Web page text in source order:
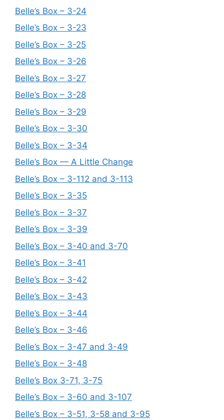
Belle’s Box – 3-24
Belle’s Box – 3-23
Belle’s Box – 3-25
Belle’s Box – 3-26
Belle’s Box – 3-27
Belle’s Box – 3-28
Belle’s Box – 3-29
Belle’s Box – 3-30
Belle’s Box – 3-34
Belle’s Box — A Little Change
Belle’s Box – 3-112 and 3-113
Belle’s Box – 3-35
Belle’s Box – 3-37
Belle’s Box – 3-39
Belle’s Box – 3-40 and 3-70
Belle’s Box – 3-41
Belle’s Box – 3-42
Belle’s Box – 3-43
Belle’s Box – 3-44
Belle’s Box – 3-46
Belle’s Box – 3-47 and 3-49
Belle’s Box – 3-48
Belle’s Box 3-71, 3-75
Belle’s Box – 3-60 and 3-107
Belle’s Box – 3-51, 3-58 and 3-95